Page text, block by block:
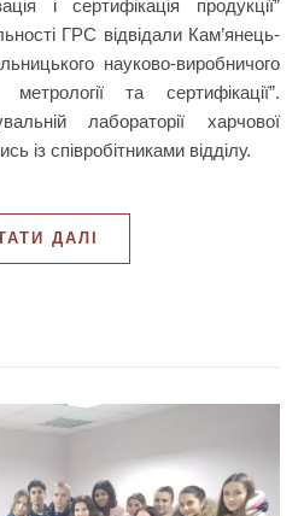
і сертифікація продукції”
ГРС відвідали Кам’янець-
науково-виробничого
та сертифікації”.
лабораторії харчової
із співробітниками відділу.
ДАЛІ